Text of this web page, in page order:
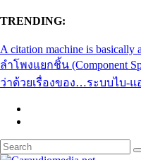
TRENDING:
A citation machine is basically
ลำโพงแยกชิ้น (Component
ว่าด้วยเรื่องของ…ระบบไบ-แ